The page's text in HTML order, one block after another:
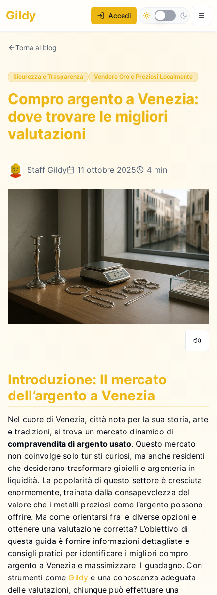
Gildy Accedi
Torna al blog
Sicurezza e Trasparenza Vendere Oro e Preziosi Localmente
Compro argento a Venezia:
dove trovare le migliori
valutazioni
Staff Gildy 11 ottobre 2025 4 min
Introduzione: Il mercato
dell’argento a Venezia
Nel cuore di Venezia, città nota per la sua storia, arte
e tradizioni, si trova un mercato dinamico di
compravendita di argento usato. Questo mercato
non coinvolge solo turisti curiosi, ma anche residenti
che desiderano trasformare gioielli e argenteria in
liquidità. La popolarità di questo settore è cresciuta
enormemente, trainata dalla consapevolezza del
valore che i metalli preziosi come l’argento possono
offrire. Ma come orientarsi fra le diverse opzioni e
ottenere una valutazione corretta? L’obiettivo di
questa guida è fornire informazioni dettagliate e
consigli pratici per identificare i migliori compro
argento a Venezia e massimizzare il guadagno. Con
strumenti come Gildy e una conoscenza adeguata
delle valutazioni, chiunque può effettuare una